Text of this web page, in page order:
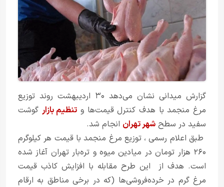
گزارش میدانی نشان می‌دهد ۳۰ اردیبهشت روند توزیع
مرغ منجمد با هدف کنترل قیمت‌ها و تنظیم بازار گوشت
سفید در سطح شهر تهران انجام شد.
طبق اعلام رسمی ، توزیع مرغ منجمد با قیمت هر کیلوگرم
۲۶۰ هزار تومان در میادین میوه و تره‌بار تهران آغاز شده
است. هدف از این طرح مقابله با افزایش کاذب قیمت
مرغ گرم در خرده‌فروشی‌ها (که در برخی مناطق به ارقام